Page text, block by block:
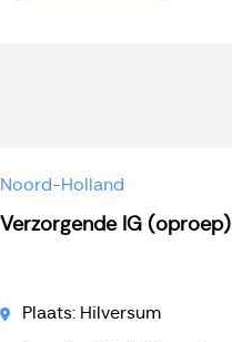
Noord-Holland
Verzorgende IG (oproep)
Plaats: Hilversum